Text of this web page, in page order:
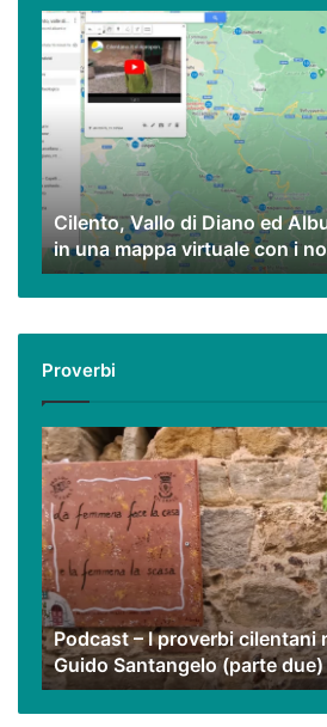
Cilento,
Vallo
di
Diano
ed
Alburni
(e
dintorni)
una
mappa
virtuale
nostri
video
Cilento, Vallo di Diano ed
in una mappa virtuale con i
Proverbi
Podcast
–
I
proverbi
cilentani
raccontati
da
Guido
Santangelo
(parte
due)
Podcast – I proverbi cilentani
Guido Santangelo (parte due)